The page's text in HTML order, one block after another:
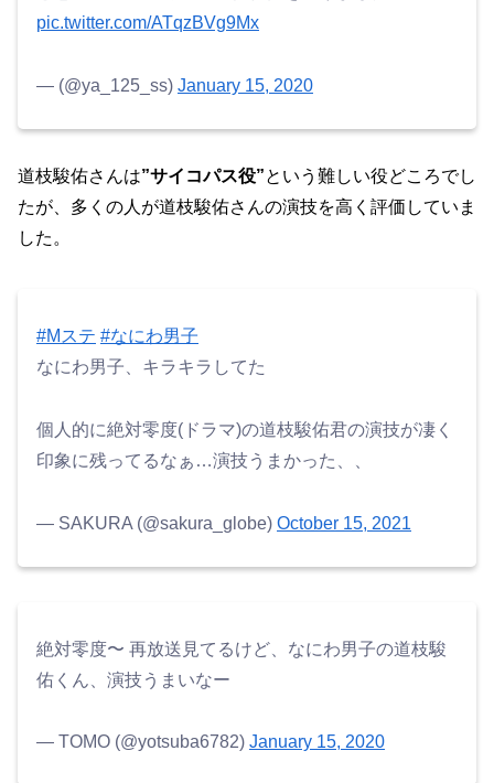
pic.twitter.com/ATqzBVg9Mx
— (@ya_125_ss) January 15, 2020
道枝駿佑さんは”サイコパス役”という難しい役どころでし
たが、多くの人が道枝駿佑さんの演技を高く評価していま
した。
#Mステ #なにわ男子
なにわ男子、キラキラしてた
個人的に絶対零度(ドラマ)の道枝駿佑君の演技が凄く
印象に残ってるなぁ…演技うまかった、、
— SAKURA (@sakura_globe) October 15, 2021
絶対零度〜 再放送見てるけど、なにわ男子の道枝駿
佑くん、演技うまいなー
— TOMO (@yotsuba6782) January 15, 2020